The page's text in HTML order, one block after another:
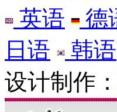
英语
德
日语
韩语
设计制作：